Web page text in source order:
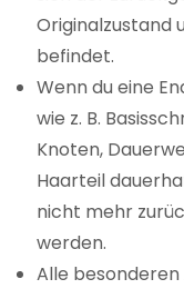
Originalzustand
befindet.
Wenn du eine
wie z. B.
Knoten,
Haarteil
nicht mehr
werden.
Alle